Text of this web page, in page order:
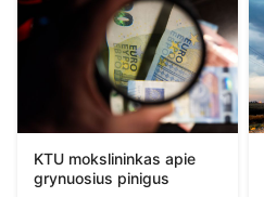
KTU mokslininkas apie
grynuosius pinigus